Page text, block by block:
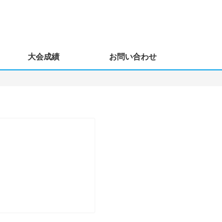
大会成績 お問い合わせ